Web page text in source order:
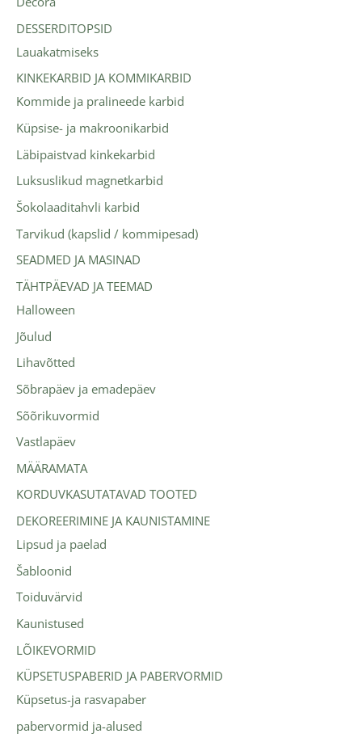
DESSERDITOPSID
Lauakatmiseks
KINKEKARBID JA KOMMIKARBID
Kommide ja pralineede karbid
Küpsise- ja makroonikarbid
Läbipaistvad kinkekarbid
Luksuslikud magnetkarbid
Šokolaaditahvli karbid
Tarvikud (kapslid / kommipesad)
SEADMED JA MASINAD
TÄHTPÄEVAD JA TEEMAD
Halloween
Jõulud
Lihavõtted
Sõbrapäev ja emadepäev
Sõõrikuvormid
Vastlapäev
MÄÄRAMATA
KORDUVKASUTATAVAD TOOTED
DEKOREERIMINE JA KAUNISTAMINE
Lipsud ja paelad
Šabloonid
Toiduvärvid
Kaunistused
LÕIKEVORMID
KÜPSETUSPABERID JA PABERVORMID
Küpsetus-ja rasvapaber
pabervormid ja-alused